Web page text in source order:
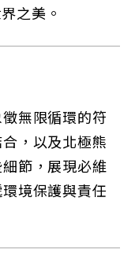
之美。
無限循環的符
，以及北極熊
節，展現必維
境保護與責任